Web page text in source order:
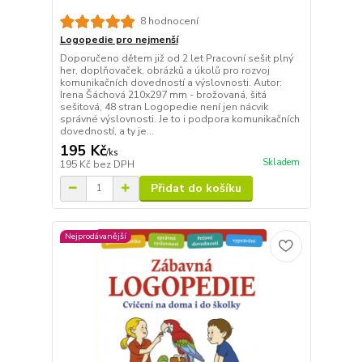
8 hodnocení
Logopedie pro nejmenší
Doporučeno dětem již od 2 let Pracovní sešit plný
her, doplňovaček, obrázků a úkolů pro rozvoj
komunikačních dovedností a výslovnosti. Autor:
Irena Šáchová 210x297 mm - brožovaná, šitá
sešitová, 48 stran Logopedie není jen nácvik
správné výslovnosti. Je to i podpora komunikačních
dovedností, a ty je...
195 Kč/ks
195 Kč bez DPH Skladem
Přidat do košíku
Nejprodávanější